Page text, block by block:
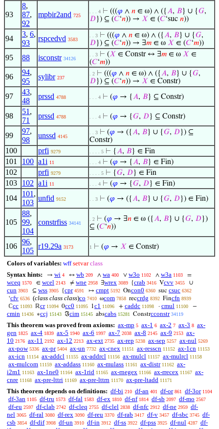
93
8,
87,
92
mpbir2and 725
. . . 4 ⊢ (((𝜑 ∧ 𝑛 ∈ ω) ∧ ({𝐴, 𝐵} ∪ {𝐺,
𝐷}) ⊆ (𝐶‘𝑛)) → 𝑋 ∈ (𝐶‘suc 𝑛))
94
3, 6,
93
rspcedvd 3583
. . 3 ⊢ (((𝜑 ∧ 𝑛 ∈ ω) ∧ ({𝐴, 𝐵} ∪ {𝐺,
𝐷}) ⊆ (𝐶‘𝑛)) → ∃𝑚 ∈ ω 𝑋 ∈ (𝐶‘𝑚))
95 88 isconstr 34126
. . 3 ⊢ (𝑋 ∈ Constr ↔ ∃𝑚 ∈ ω 𝑋 ∈
(𝐶‘𝑚))
96
94,
95
sylibr 237
. 2 ⊢ (((𝜑 ∧ 𝑛 ∈ ω) ∧ ({𝐴, 𝐵} ∪ {𝐺,
𝐷}) ⊆ (𝐶‘𝑛)) → 𝑋 ∈ Constr)
97
43,
48
prssd 4788 . . . 4 ⊢ (𝜑 → {𝐴, 𝐵} ⊆ Constr)
98
51 ,
71
prssd 4788 . . . 4 ⊢ (𝜑 → {𝐺, 𝐷} ⊆ Constr)
99
97,
98
unssd 4145
. . 3 ⊢ (𝜑 → ({𝐴, 𝐵} ∪ {𝐺, 𝐷}) ⊆
Constr)
100 prfi 9279 . . . . 5 ⊢ {𝐴, 𝐵} ∈ Fin
101 100 a1i 11 . . . 4 ⊢ (𝜑 → {𝐴, 𝐵} ∈ Fin)
102 prfi 9279 . . . . 5 ⊢ {𝐺, 𝐷} ∈ Fin
103 102 a1i 11 . . . 4 ⊢ (𝜑 → {𝐺, 𝐷} ∈ Fin)
104
101 ,
103
unfid 9152 . . 3 ⊢ (𝜑 → ({𝐴, 𝐵} ∪ {𝐺, 𝐷}) ∈ Fin)
105
88,
99,
104
constrfiss 34141
. 2 ⊢ (𝜑 → ∃𝑛 ∈ ω ({𝐴, 𝐵} ∪ {𝐺, 𝐷})
⊆ (𝐶‘𝑛))
106
96,
105
r19.29a 3173 1 ⊢ (𝜑 → 𝑋 ∈ Constr)
Colors of variables: wff setvar class
Syntax hints:
→ wi 4 ↔ wb 209 ∧ wa 400 ∨ w3o 1102 ∧ w3a 1103 =
wceq 1570 ∈ wcel 2143 ≠ wne 2958 ∃wrex 3089 {crab 3416 Vcvv 3455 ∪
cun 3903 ⊆ wss 3905 {cpr 4591 ↦ cmpt 5192 Oncon0 6360 suc csuc 6362
‘cfv 6536 (class class class)co 7410 ωcom 7858 reccrdg 8392 Fincfn 8939
ℂcc 11093 ℝcr 11094 0cc0 11095 1c1 11096 + caddc 11098 · cmul 11100 −
cmin 11436 ∗ccj 15143 ℑcim 15145 abscabs 15281 Constrcconstr 34119
This theorem was proved from axioms: ax-mp 5 ax-1 6 ax-2 7 ax-3 8 ax-
gen 1825 ax-4 1839 ax-5 1940 ax-6 1997 ax-7 2038 ax-8 2145 ax-9 2153 ax-
10 2176 ax-11 2192 ax-12 2213 ax-ext 2735 ax-rep 5238 ax-sep 5257 ax-nul 5269
ax-pow 5336 ax-pr 5404 ax-un 7732 ax-cnex 11151 ax-resscn 11152 ax-1cn 11153
ax-icn 11154 ax-addcl 11155 ax-addrcl 11156 ax-mulcl 11157 ax-mulrcl 11158
ax-mulcom 11159 ax-addass 11160 ax-mulass 11161 ax-distr 11162 ax-
i2m1 11163 ax-1ne0 11164 ax-1rid 11165 ax-rnegex 11166 ax-rrecex 11167 ax-
cnre 11168 ax-pre-lttri 11169 ax-pre-lttrn 11170 ax-pre-ltadd 11171
This theorem depends on definitions: df-bi 210 df-an 401 df-or 861 df-3or 1104
df-3an 1105 df-tru 1573 df-fal 1583 df-ex 1810 df-nf 1814 df-sb 2097 df-mo 2567
df-eu 2597 df-clab 2742 df-cleq 2755 df-clel 2838 df-nfc 2912 df-ne 2959 df-
nel 3065 df-ral 3080 df-rex 3090 df-reu 3370 df-rab 3417 df-v 3457 df-sbc 3745 df-
csb 3854 df-dif 3908 df-un 3910 df-in 3912 df-ss 3922 df-pss 3925 df-nul 4287 df-